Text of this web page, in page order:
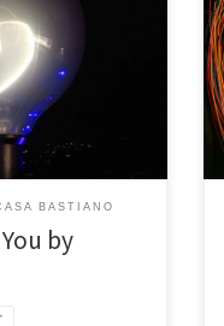
playlist natalizia.
e Buone
selezione
in onda qualche
BASTIANO
by